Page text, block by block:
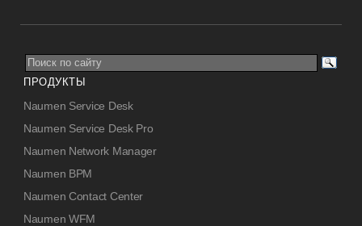
ПРОДУКТЫ
Naumen Service Desk
Naumen Service Desk Pro
Naumen Network Manager
Naumen BPM
Naumen Contact Center
Naumen WFM